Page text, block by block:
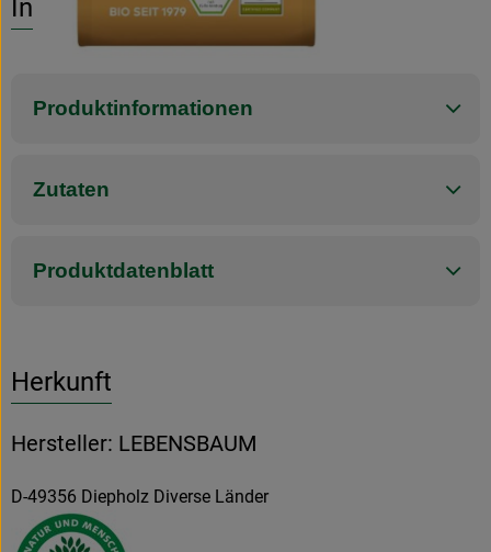
Info
Produktinformationen
Zutaten
Produktdatenblatt
Herkunft
Hersteller: LEBENSBAUM
D-49356 Diepholz Diverse Länder